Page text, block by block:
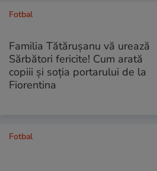
Fotbal
Familia Tătărușanu vă urează
Sărbători fericite! Cum arată
copiii și soția portarului de la
Fiorentina
Fotbal